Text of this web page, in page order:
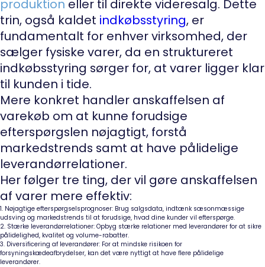
produktion eller til direkte videresalg. Dette
trin, også kaldet indkøbsstyring, er
fundamentalt for enhver virksomhed, der
sælger fysiske varer, da en struktureret
indkøbsstyring sørger for, at varer ligger klar
til kunden i tide.
Mere konkret handler anskaffelsen af
varekøb om at kunne forudsige
efterspørgslen nøjagtigt, forstå
markedstrends samt at have pålidelige
leverandørrelationer.
Her følger tre ting, der vil gøre anskaffelsen
af varer mere effektiv:
1. Nøjagtige efterspørgselsprognoser: Brug salgsdata, indtænk sæsonmæssige
udsving og markedstrends til at forudsige, hvad dine kunder vil efterspørge.
2. Stærke leverandørrelationer: Opbyg stærke relationer med leverandører for at sikre
pålidelighed, kvalitet og volume-rabatter.
3. Diversificering af leverandører: For at mindske risikoen for
forsyningskædeafbrydelser, kan det være nyttigt at have flere pålidelige
leverandører.